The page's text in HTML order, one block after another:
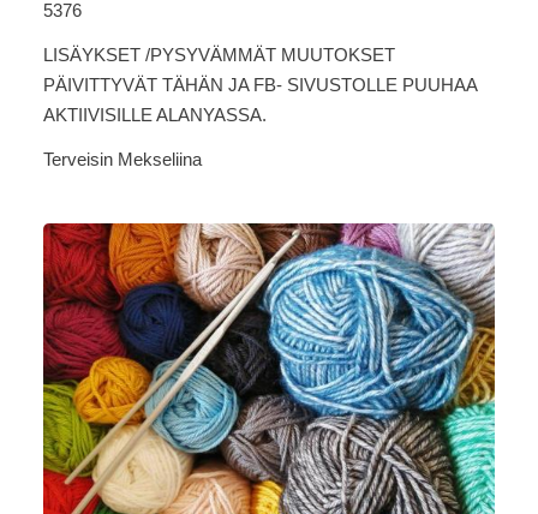
5376
LISÄYKSET /PYSYVÄMMÄT MUUTOKSET
PÄIVITTYVÄT TÄHÄN JA FB- SIVUSTOLLE PUUHAA
AKTIIVISILLE ALANYASSA.
Terveisin Mekseliina